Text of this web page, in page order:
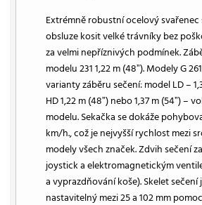
Extrémně robustní ocelový
obsluze kosit velké trávníky bez
za velmi nepříznivých podmínek.
modelu 231 1,22 m (48ˮ). Modely G
varianty záběru sečení: model LD –
HD 1,22 m (48ˮ) nebo 1,37 m (54ˮ) –
modelu. Sekačka se dokáže
km/h., což je nejvyšší rychlost mezi
modely všech značek. Zdvih sečení
joystick a elektromagnetickým
a vyprazdňování koše). Skelet sečení
nastavitelný mezi 25 a 102 mm